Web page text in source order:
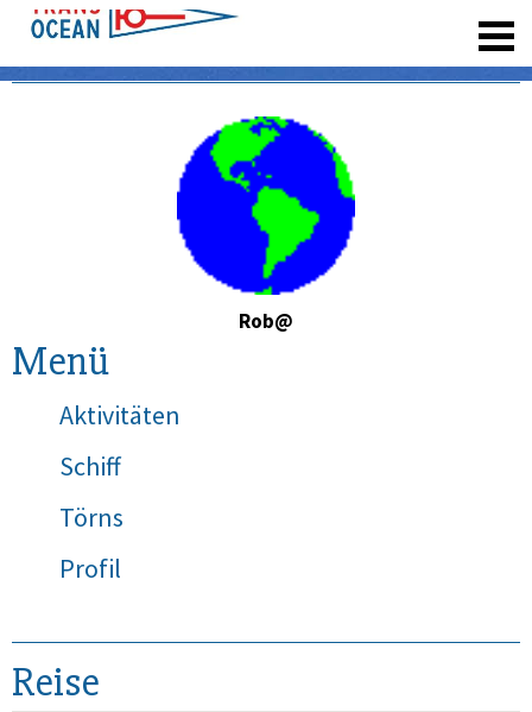
Rob@
Menü
Aktivitäten
Schiff
Törns
Profil
Reise